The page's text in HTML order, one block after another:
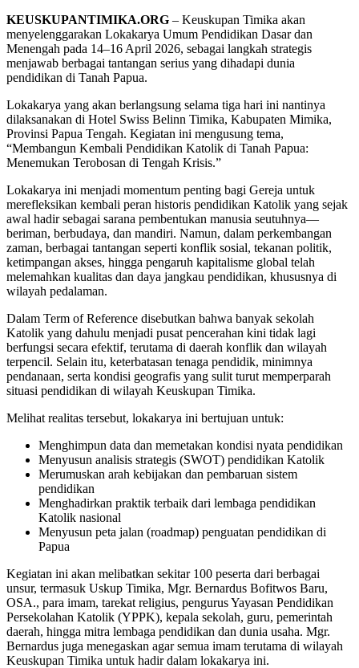
KEUSKUPANTIMIKA.ORG – Keuskupan Timika akan
menyelenggarakan Lokakarya Umum Pendidikan Dasar dan
Menengah pada 14–16 April 2026, sebagai langkah strategis
menjawab berbagai tantangan serius yang dihadapi dunia
pendidikan di Tanah Papua.
Lokakarya yang akan berlangsung selama tiga hari ini nantinya
dilaksanakan di Hotel Swiss Belinn Timika, Kabupaten Mimika,
Provinsi Papua Tengah. Kegiatan ini mengusung tema,
“Membangun Kembali Pendidikan Katolik di Tanah Papua:
Menemukan Terobosan di Tengah Krisis.”
Lokakarya ini menjadi momentum penting bagi Gereja untuk
merefleksikan kembali peran historis pendidikan Katolik yang sejak
awal hadir sebagai sarana pembentukan manusia seutuhnya—
beriman, berbudaya, dan mandiri. Namun, dalam perkembangan
zaman, berbagai tantangan seperti konflik sosial, tekanan politik,
ketimpangan akses, hingga pengaruh kapitalisme global telah
melemahkan kualitas dan daya jangkau pendidikan, khususnya di
wilayah pedalaman.
Dalam Term of Reference disebutkan bahwa banyak sekolah
Katolik yang dahulu menjadi pusat pencerahan kini tidak lagi
berfungsi secara efektif, terutama di daerah konflik dan wilayah
terpencil. Selain itu, keterbatasan tenaga pendidik, minimnya
pendanaan, serta kondisi geografis yang sulit turut memperparah
situasi pendidikan di wilayah Keuskupan Timika.
Melihat realitas tersebut, lokakarya ini bertujuan untuk:
Menghimpun data dan memetakan kondisi nyata pendidikan
Menyusun analisis strategis (SWOT) pendidikan Katolik
Merumuskan arah kebijakan dan pembaruan sistem
pendidikan
Menghadirkan praktik terbaik dari lembaga pendidikan
Katolik nasional
Menyusun peta jalan (roadmap) penguatan pendidikan di
Papua
Kegiatan ini akan melibatkan sekitar 100 peserta dari berbagai
unsur, termasuk Uskup Timika, Mgr. Bernardus Bofitwos Baru,
OSA., para imam, tarekat religius, pengurus Yayasan Pendidikan
Persekolahan Katolik (YPPK), kepala sekolah, guru, pemerintah
daerah, hingga mitra lembaga pendidikan dan dunia usaha. Mgr.
Bernardus juga menegaskan agar semua imam terutama di wilayah
Keuskupan Timika untuk hadir dalam lokakarya ini.